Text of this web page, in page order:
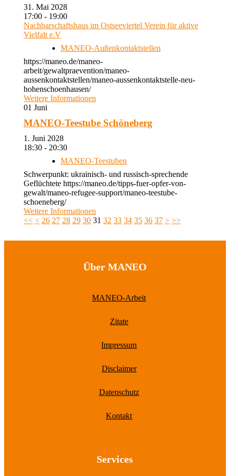
31. Mai 2028
17:00 - 19:00
Nachbarschaftshaus im Ostseeviertel Verein für aktive
Vielfalt e.V
MANEO-Außenkontaktstellen
https://maneo.de/maneo-
arbeit/gewaltpraevention/maneo-
aussenkontaktstellen/maneo-aussenkontaktstelle-neu-
hohenschoenhausen/
Weitere Informationen
01 Juni
MANEO-Teestube Schöneberg
1. Juni 2028
18:30 - 20:30
MANEO-Teestuben
Schwerpunkt: ukrainisch- und russisch-sprechende
Geflüchtete https://maneo.de/tipps-fuer-opfer-von-
gewalt/maneo-refugee-support/maneo-teestube-
schoeneberg/
Weitere Informationen
<< < 26 27 28 29 30 31 32 33 34 35 36 37 > >>
Über MANEO
MANEO-Arbeit
Zitate
Impressum
Disclaimer
Datenschutz
Kontakt
Services